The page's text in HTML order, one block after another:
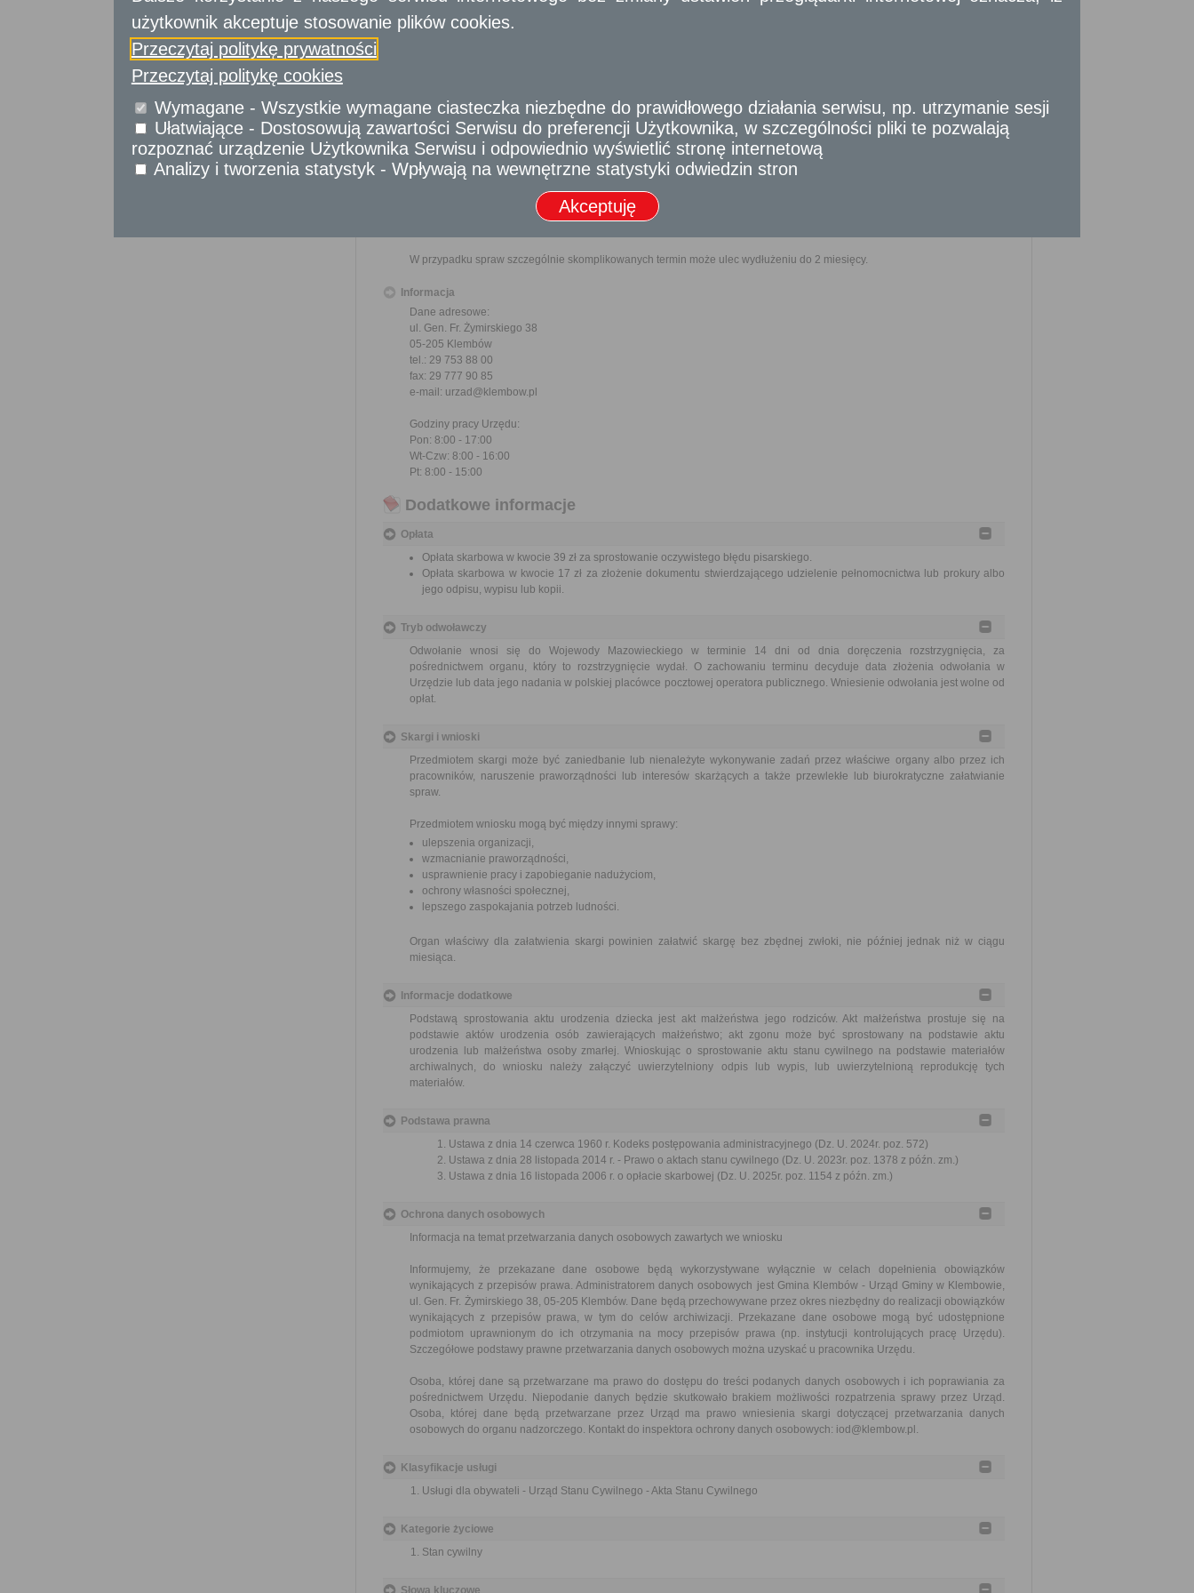
Sprawy komunikacyjne
Sprawy obywatelskie
Udostępnianie informacji publicznej
Urząd Stanu Cywilnego
dla przedsiębiorców
Usługi
dla instytucji,
urzędów
Wymagane dokumenty
Wypełniony formularz wniosku.
Odbiorca usługi
Obywatel
Termin załatwienia sprawy
Sprawa załatwiana jest niezwłocznie, nie później niż w ciągu miesiąca od dnia złożenia kompletnego wniosku (do tego
terminu nie wlicza się terminów przewidzianych w przepisach prawa do dokonania określonych czynności, okresów
zawieszenia postępowania oraz okresów opóźnień spowodowanych z winy strony albo z przyczyn niezależnych od
W przypadku spraw szczególnie skomplikowanych termin może ulec wydłużeniu do 2 miesięcy.
Informacja
Dane adresowe:
ul. Gen. Fr. Żymirskiego 38
05-205 Klembów
tel.: 29 753 88 00
fax: 29 777 90 85
e-mail: urzad@klembow.pl
Godziny pracy Urzędu:
Pon: 8:00 - 17:00
Wt-Czw: 8:00 - 16:00
Pt: 8:00 - 15:00
Dodatkowe informacje
Opłata
Opłata skarbowa w kwocie 39 zł za sprostowanie oczywistego błędu pisarskiego.
Opłata skarbowa w kwocie 17 zł za złożenie dokumentu stwierdzającego udzielenie pełnomocnictwa lub prokury albo
jego odpisu, wypisu lub kopii.
Tryb odwoławczy
Odwołanie wnosi się do Wojewody Mazowieckiego w terminie 14 dni od dnia doręczenia rozstrzygnięcia, za
pośrednictwem organu, który to rozstrzygnięcie wydał. O zachowaniu terminu decyduje data złożenia odwołania w
Urzędzie lub data jego nadania w polskiej placówce pocztowej operatora publicznego. Wniesienie odwołania jest wolne od
opłat.
Skargi i wnioski
Przedmiotem skargi może być zaniedbanie lub nienależyte wykonywanie zadań przez właściwe organy albo przez ich
pracowników, naruszenie praworządności lub interesów skarżących a także przewlekłe lub biurokratyczne załatwianie
spraw.
Przedmiotem wniosku mogą być między innymi sprawy:
ulepszenia organizacji,
wzmacnianie praworządności,
usprawnienie pracy i zapobieganie nadużyciom,
ochrony własności społecznej,
lepszego zaspokajania potrzeb ludności.
Organ właściwy dla załatwienia skargi powinien załatwić skargę bez zbędnej zwłoki, nie później jednak niż w ciągu
miesiąca.
Informacje dodatkowe
Podstawą sprostowania aktu urodzenia dziecka jest akt małżeństwa jego rodziców. Akt małżeństwa prostuje się na
podstawie aktów urodzenia osób zawierających małżeństwo; akt zgonu może być sprostowany na podstawie aktu
urodzenia lub małżeństwa osoby zmarłej. Wnioskując o sprostowanie aktu stanu cywilnego na podstawie materiałów
archiwalnych, do wniosku należy załączyć uwierzytelniony odpis lub wypis, lub uwierzytelnioną reprodukcję tych
materiałów.
Podstawa prawna
Ustawa z dnia 14 czerwca 1960 r. Kodeks postępowania administracyjnego (Dz. U. 2024r. poz. 572)
Ustawa z dnia 28 listopada 2014 r. - Prawo o aktach stanu cywilnego (Dz. U. 2023r. poz. 1378 z późn. zm.)
Ustawa z dnia 16 listopada 2006 r. o opłacie skarbowej (Dz. U. 2025r. poz. 1154 z późn. zm.)
Ochrona danych osobowych
Informacja na temat przetwarzania danych osobowych zawartych we wniosku
Informujemy, że przekazane dane osobowe będą wykorzystywane wyłącznie w celach dopełnienia obowiązków
wynikających z przepisów prawa. Administratorem danych osobowych jest Gmina Klembów - Urząd Gminy w Klembowie,
ul. Gen. Fr. Żymirskiego 38, 05-205 Klembów. Dane będą przechowywane przez okres niezbędny do realizacji obowiązków
wynikających z przepisów prawa, w tym do celów archiwizacji. Przekazane dane osobowe mogą być udostępnione
podmiotom uprawnionym do ich otrzymania na mocy przepisów prawa (np. instytucji kontrolujących pracę Urzędu).
Szczegółowe podstawy prawne przetwarzania danych osobowych można uzyskać u pracownika Urzędu.
Osoba, której dane są przetwarzane ma prawo do dostępu do treści podanych danych osobowych i ich poprawiania za
pośrednictwem Urzędu. Niepodanie danych będzie skutkowało brakiem możliwości rozpatrzenia sprawy przez Urząd.
Osoba, której dane będą przetwarzane przez Urząd ma prawo wniesienia skargi dotyczącej przetwarzania danych
osobowych do organu nadzorczego. Kontakt do inspektora ochrony danych osobowych: iod@klembow.pl.
Klasyfikacje usługi
Usługi dla obywateli - Urząd Stanu Cywilnego - Akta Stanu Cywilnego
Kategorie życiowe
Stan cywilny
Słowa kluczowe
użytkownik akceptuje stosowanie plików cookies.
Przeczytaj politykę prywatności
Przeczytaj politykę cookies
Wymagane - Wszystkie wymagane ciasteczka niezbędne do prawidłowego działania serwisu, np. utrzymanie sesji
Ułatwiające - Dostosowują zawartości Serwisu do preferencji Użytkownika, w szczególności pliki te pozwalają
rozpoznać urządzenie Użytkownika Serwisu i odpowiednio wyświetlić stronę internetową
Analizy i tworzenia statystyk - Wpływają na wewnętrzne statystyki odwiedzin stron
Akceptuję